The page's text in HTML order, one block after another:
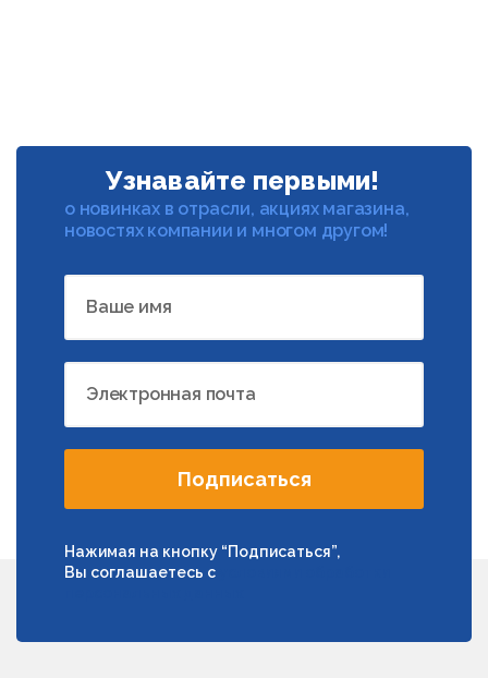
Узнавайте первыми!
о новинках в отрасли, акциях магазина,
новостях компании и многом другом!
Ваше имя
Электронная почта
Подписаться
Нажимая на кнопку “Подписаться”,
Вы соглашаетесь с